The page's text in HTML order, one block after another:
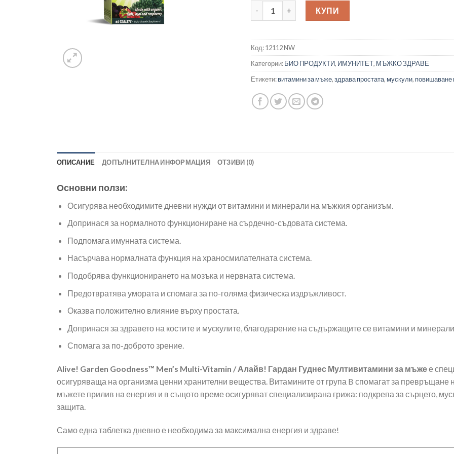
количество за Nature’s Way Мултивитамини за мъже
КУПИ
Код:12112 NW
Категории:БИО ПРОДУКТИ, ИМУНИТЕТ, МЪЖКО ЗДРАВЕ
Етикети:витамини за мъже,здрава простата, мускули, повишаване
ОПИСАНИЕ ДОПЪЛНИТЕЛНА ИНФОРМАЦИЯ ОТЗИВИ (0)
Основни ползи:
Осигурява необходимите дневни нужди от витамини и минерали на мъжкия организъм.
Допринася за нормалното функциониране на сърдечно-съдовата система.
Подпомага имунната система.
Насърчава нормалната функция на храносмилателната система.
Подобрява функционирането на мозъка и нервната система.
Предотвратява умората и спомага за по-голяма физическа издръжливост.
Оказва положително влияние върху простата.
Допринася за здравето на костите и мускулите, благодарение на съдържащите се витамини и
Спомага за по-доброто зрение.
Alive! Garden Goodness™ Men’s Multi-Vitamin / Алайв! Гардан Гуднес Мултивитамини за мъжее
осигуряваща на организма ценни хранителни вещества. Витамините от група B спомагат за превръщане
мъжете прилив на енергия и в същото време осигуряват специализирана грижа: подкрепа за сърцето,
защита.
Само една таблетка дневно е необходима за максимална енергия и здраве!